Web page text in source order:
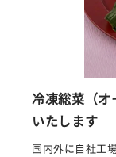
冷凍総菜（
いたします
国内外に自社工